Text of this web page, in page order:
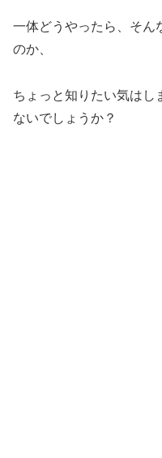
一体どうやったら、そん
のか、
ちょっと知りたい気はし
ないでしょうか？